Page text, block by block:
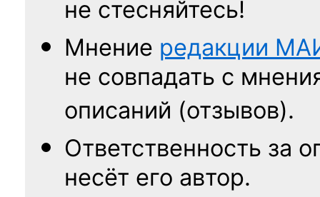
не стесняйтесь!
Мнение редакции
не совпадать с
описаний (отзывов).
Ответственность за
несёт его автор.